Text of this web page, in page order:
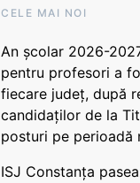
CELE MAI NOI
An școlar 2026-
pentru profesori a
fiecare județ, după
candidaților de la
posturi pe perioadă
ISJ Constanța